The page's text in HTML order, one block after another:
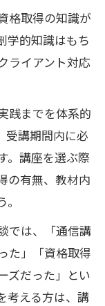
格取得の知識が
学的知識はもち
ライアント対応
践までを体系的
受講期間内に必
。講座を選ぶ際
の有無、教材内
では、「通信講
た」「資格取得
ズだった」とい
考える方は、講